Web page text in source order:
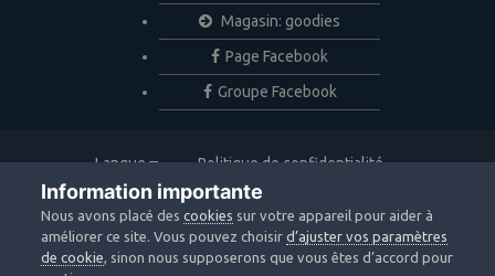
Magasin: goodies
Page Facebook
Groupe Facebook
Langue
Politique de confidentialité
Nous contacter
Copyright © 2020 Webastro
Powered by Invision Community
Information importante
Nous avons placé descookies sur votre appareil pour aider à
améliorer ce site. Vous pouvez choisird’ajuster vos paramètres
de cookie, sinon nous supposerons que vous êtes d’accord pour